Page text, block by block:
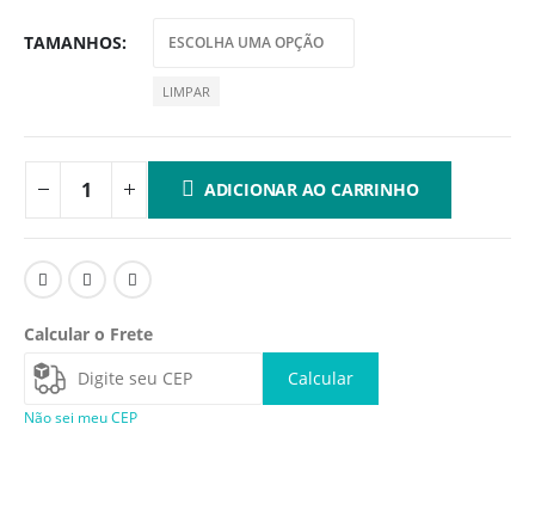
TAMANHOS
LIMPAR
ADICIONAR AO CARRINHO
Calcular o Frete
Calcular
Não sei meu CEP